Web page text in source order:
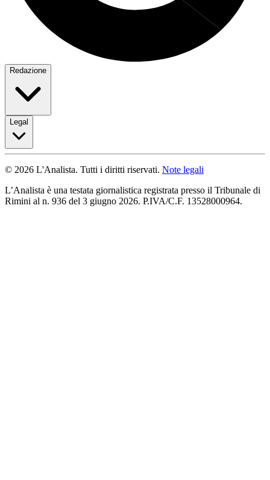
Redazione
Legal
© 2026 L'Analista. Tutti i diritti riservati. Note legali
L’Analista è una testata giornalistica registrata presso il Tribunale di
Rimini al n. 936 del 3 giugno 2026. P.IVA/C.F. 13528000964.